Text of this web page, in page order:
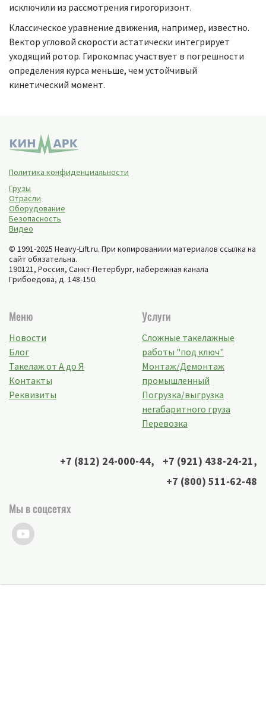
исключили из рассмотрения гирогоризонт.
Классическое уравнение движения, например, известно.
Вектор угловой скорости астатически интегрирует
уходящий ротор. Гирокомпас участвует в погрешности
определения курса меньше, чем устойчивый
кинетический момент.
Политика конфиденциальности
Грузы
Отрасли
Оборудование
Безопасность
Видео
© 1991-2025 Heavy-Lift.ru. При копированиии материалов ссылка на
сайт обязательна.
190121, Россия, Санкт-Петербург, набережная канала
Грибоедова, д. 148-150.
Меню
Новости
Блог
Такелаж от А до Я
Контакты
Реквизиты
Услуги
Сложные такелажные
работы "под ключ"
Монтаж/Демонтаж
промышленный
Погрузка/выгрузка
негабаритного груза
Перевозка
+7 (812) 24-000-44, +7 (921) 438-24-21,
+7 (800) 511-62-48
Мы в соцсетях